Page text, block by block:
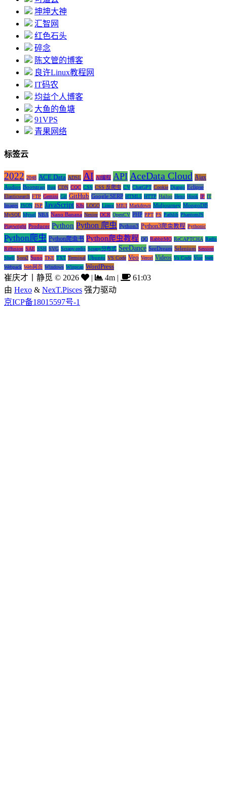
坤坤大神
汇智网
红色石头
碎念
陈文管的博客
良许Linux教程网
IT码农
均益个人博客
大鱼的鱼塘
91VPS
青果网络
标签云
2022 2048 ACE Data ADSL AI AI编程 API AceData Cloud Ajax
Audios Bootstrap Bug CDN CQC CSS CSS 反爬虫 CV ChatGPT Cookie Django Eclipse
Elasticsearch FTP Gemini Git GitHub Google SERP HTML5 HTTP Hailuo Hexo Hook IP IT
Images JSON JSP JavaScript K8s LOGO Linux MIUI Markdown Midjourney MongoDB
MySQL Mysql NBA Nano Banana Nexior OCR OpenCV PHP PPT PS Pathlib PhantomJS
Playwright Producer Python Python 爬虫 Python3 Python3爬虫教程 Pythonic
Python爬虫 Python爬虫书 Python爬虫教程 QQ RabbitMQ ReCAPTCHA Redis
Riffusion SAE SSH SVG Scrapy-redis Scrapy分布式 SeeDance SeeDream Selenium Session
Shell Sora2 Suno TKE TXT Terminal Ubuntu VS Code Veo Vercel Videos Vs Code Vue Web
Webpack Web网页 Windows Winpcap WordPress
崔庆才丨静觅 © 2026 4m
61:03
由 Hexo & NexT.Pisces 强力驱动
京ICP备18015597号-1